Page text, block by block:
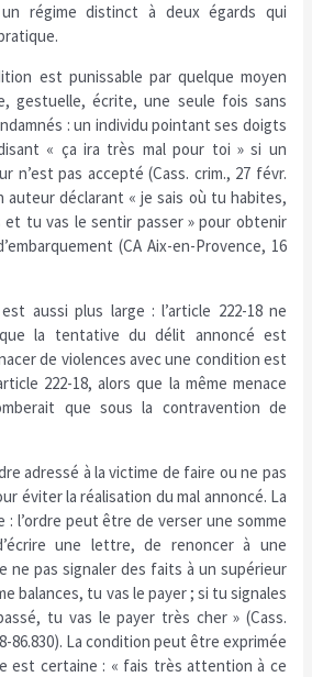
un régime distinct à deux égards qui
est punissable par quelque moyen
gestuelle, écrite, une seule fois sans
: un individu pointant ses doigts
« ça ira très mal pour toi » si un
n’est pas accepté (Cass. crim., 27 févr.
auteur déclarant « je sais où tu habites,
tu vas le sentir passer » pour obtenir
(CA Aix-en-Provence, 16
aussi plus large : l’article 222-18 ne
la tentative du délit annoncé est
de violences avec une condition est
222-18, alors que la même menace
que sous la contravention de
adressé à la victime de faire ou ne pas
éviter la réalisation du mal annoncé. La
: l’ordre peut être de verser une somme
une lettre, de renoncer à une
ne pas signaler des faits à un supérieur
balances, tu vas le payer ; si tu signales
tu vas le payer très cher » (Cass.
86.830). La condition peut être exprimée
est certaine : « fais très attention à ce